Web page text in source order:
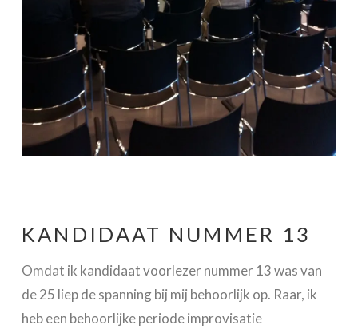
KANDIDAAT NUMMER 13
Omdat ik kandidaat voorlezer nummer 13 was van
de 25 liep de spanning bij mij behoorlijk op. Raar, ik
heb een behoorlijke periode improvisatie